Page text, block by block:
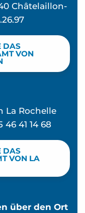
Châtelaillon-
DAS
VON
La Rochelle
46 41 14 68
DAS
VON LA
über den Ort